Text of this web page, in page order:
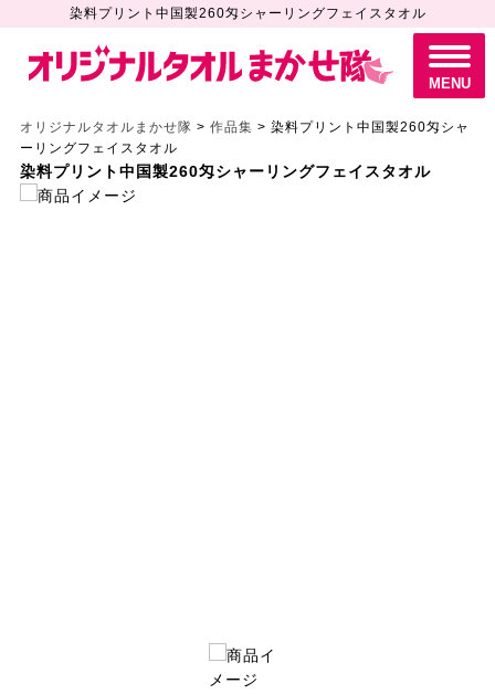
染料プリント中国製260匁シャーリングフェイスタオル
M
E
N
U
MENU
オリジナルタオルまかせ隊 > 作品集 > 染料プリント中国製260匁シャ
ーリングフェイスタオル
染料プリント中国製260匁シャーリングフェイスタオル